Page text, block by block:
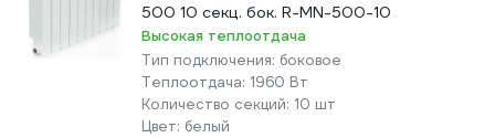
500 10 секц. бок. R-MN-500-10
Высокая теплоотдача
Тип подключения: боковое
Теплоотдача: 1960 Вт
Количество секций: 10 шт
Цвет: белый